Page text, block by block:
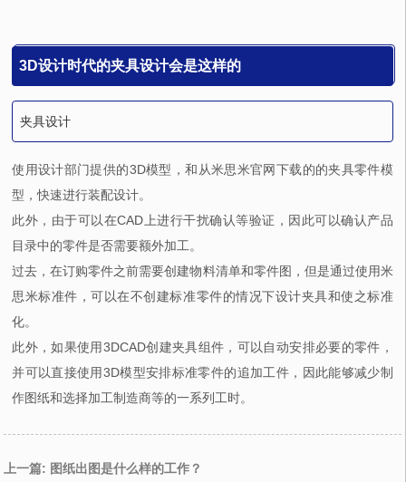
3D设计时代的夹具设计会是这样的
夹具设计
使用设计部门提供的3D模型，和从米思米官网下载的的夹具零件模
型，快速进行装配设计。
此外，由于可以在CAD上进行干扰确认等验证，因此可以确认产品
目录中的零件是否需要额外加工。
过去，在订购零件之前需要创建物料清单和零件图，但是通过使用米
思米标准件，可以在不创建标准零件的情况下设计夹具和使之标准
化。
此外，如果使用3DCAD创建夹具组件，可以自动安排必要的零件，
并可以直接使用3D模型安排标准零件的追加工件，因此能够减少制
作图纸和选择加工制造商等的一系列工时。
上一篇: 图纸出图是什么样的工作？